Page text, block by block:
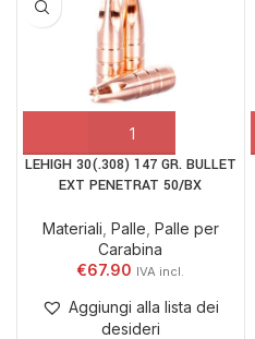
LEHIGH 30(.308) 147 GR. BULLET
EXT PENETRAT 50/BX
Materiali Palle Palle per
Carabina
€67.90
Aggiungi alla lista dei
desideri